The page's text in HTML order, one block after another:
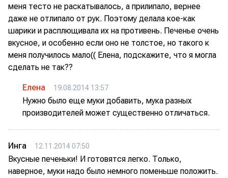
меня тесто не раскатывалось, а прилипало, вернее
даже не отлипало от рук. Поэтому делала кое-как
шарики и расплющивала их на противень. Печенье очень
вкусное, и особенно если оно не толстое, но такого к
меня получилось мало(( Елена, подскажите, что я могла
сделать не так??
Елена 19.08.2014 13:57
Нужно было еще муки добавить, мука разных
производителей может существенно отличаться.
Инга 12.11.2014 07:50
Вкусные печеньки! И готовятся легко. Только,
наверное, муки надо было немного поменьше положить.